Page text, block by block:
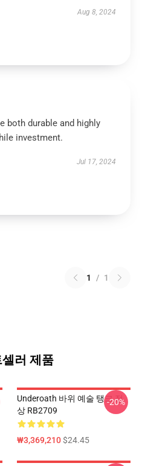
Aug 8, 2024
both durable and highly
investment.
Jul 17, 2024
1 / 1
러 제품
Underoath 바위 예술 탱크 정
상 RB2709
₩3,369,210$24.45
-20%